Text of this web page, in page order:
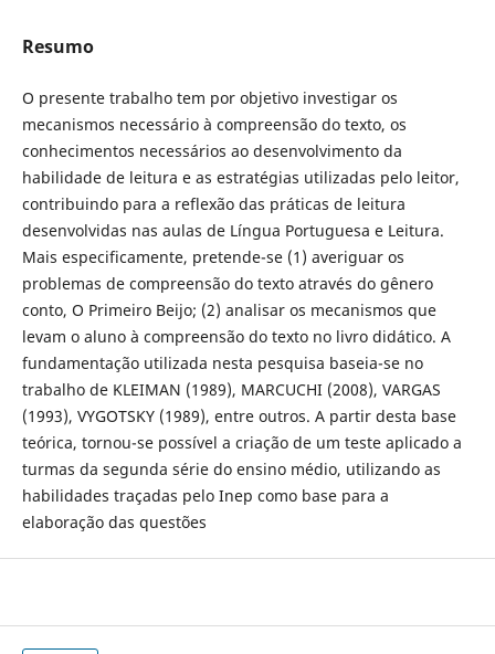
Resumo
O presente trabalho tem por objetivo investigar os
mecanismos necessário à compreensão do texto, os
conhecimentos necessários ao desenvolvimento da
habilidade de leitura e as estratégias utilizadas pelo leitor,
contribuindo para a reflexão das práticas de leitura
desenvolvidas nas aulas de Língua Portuguesa e Leitura.
Mais especificamente, pretende-se (1) averiguar os
problemas de compreensão do texto através do gênero
conto, O Primeiro Beijo; (2) analisar os mecanismos que
levam o aluno à compreensão do texto no livro didático. A
fundamentação utilizada nesta pesquisa baseia-se no
trabalho de KLEIMAN (1989), MARCUCHI (2008), VARGAS
(1993), VYGOTSKY (1989), entre outros. A partir desta base
teórica, tornou-se possível a criação de um teste aplicado a
turmas da segunda série do ensino médio, utilizando as
habilidades traçadas pelo Inep como base para a
elaboração das questões